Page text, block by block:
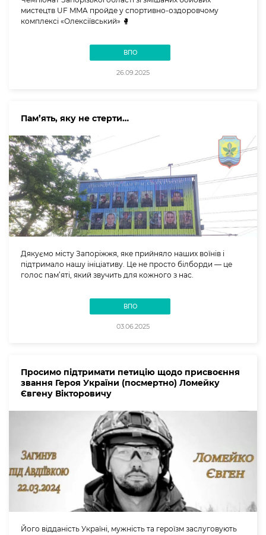
мистецтв UF MMA пройде у спортивно-оздоровчому
комплексі «Олексіївський» 🥊
ВПО
26.09.2025
Пам’ять, яку не стерти…
Дякуємо місту Запоріжжя, яке прийняло наших воїнів і
підтримало нашу ініціативу. Це не просто білборди — це
голос пам’яті, який звучить для кожного з нас.
ВПО
03.06.2025
Просимо підтримати петицію щодо присвоєння
звання Героя України (посмертно) Ломейку
Євгену Вікторовичу
Його відданість Україні, мужність та героїзм заслуговують